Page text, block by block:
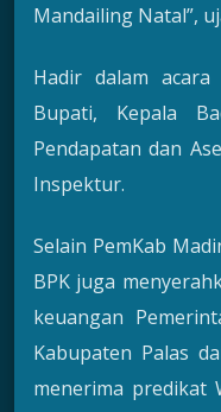
Mandailing Natal”,
Hadir dalam
Bupati, Kepala
Pendapatan dan
Inspektur.
Selain PemKab
BPK juga
keuangan
Kabupaten Palas
menerima predikat